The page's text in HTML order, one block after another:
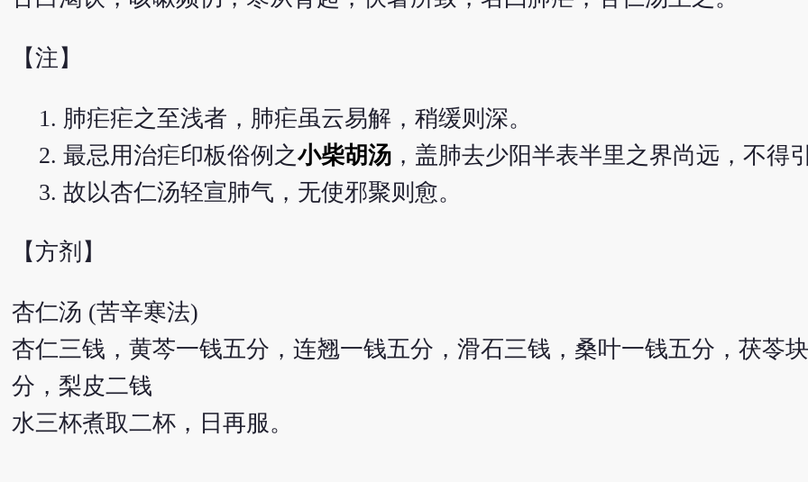
【注】
肺疟疟之至浅者，肺疟虽云易解，稍缓则深。
最忌用治疟印板俗例之小柴胡汤，盖肺去少阳半表半里之界尚远，不得
故以杏仁汤轻宣肺气，无使邪聚则愈。
【方剂】
杏仁汤 (苦辛寒法)
杏仁三钱，黄芩一钱五分，连翘一钱五分，滑石三钱，桑叶一钱五分，茯苓
分，梨皮二钱
水三杯煮取二杯，日再服。